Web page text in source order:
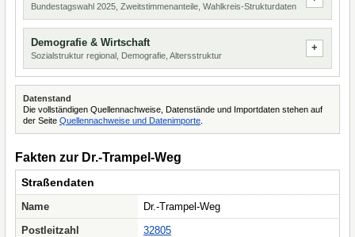
Bundestagswahl 2025, Zweitstimmenanteile, Wahlkreis-Strukturdaten
Demografie & Wirtschaft
Sozialstruktur regional, Demografie, Altersstruktur
Datenstand
Die vollständigen Quellennachweise, Datenstände und Importdaten stehen auf
der Seite Quellennachweise und Datenimporte
Fakten zur Dr.-Trampel-Weg
Straßendaten
Name
Dr.-Trampel-Weg
Postleitzahl
32805